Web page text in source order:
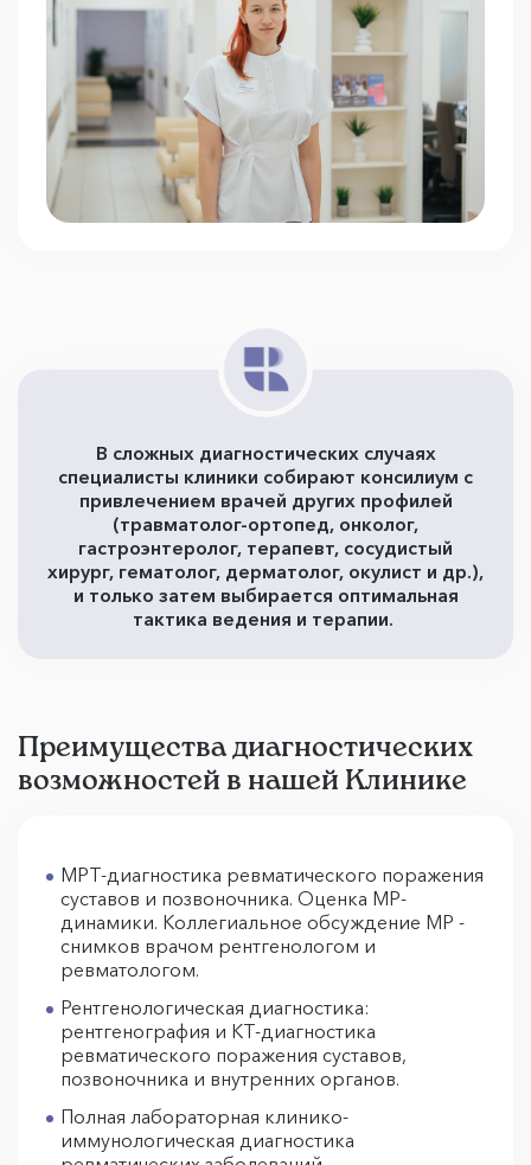
В сложных диагностических случаях
специалисты клиники собирают консилиум с
привлечением врачей других профилей
(травматолог-ортопед, онколог,
гастроэнтеролог, терапевт, сосудистый
хирург, гематолог, дерматолог, окулист и др.),
и только затем выбирается оптимальная
тактика ведения и терапии.
Преимущества диагностических
возможностей в нашей Клинике
МРТ-диагностика ревматического поражения
суставов и позвоночника. Оценка МР-
динамики. Коллегиальное обсуждение МР -
снимков врачом рентгенологом и
ревматологом.
Рентгенологическая диагностика:
рентгенография и КТ-диагностика
ревматического поражения суставов,
позвоночника и внутренних органов.
Полная лабораторная клинико-
иммунологическая диагностика